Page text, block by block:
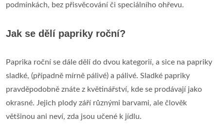
podmínkách, bez přisvěcování či speciálního ohřevu.
Jak se dělí papriky roční?
Paprika roční se dále dělí do dvou kategorií, a sice na papriky
sladké, (případně mírně pálivé) a pálivé. Sladké papriky
pravděpodobně znáte z květinářství, kde se prodávají jako
okrasné. Jejich plody září různými barvami, ale člověk
většinou ani neví, zda jsou učené k jídlu.